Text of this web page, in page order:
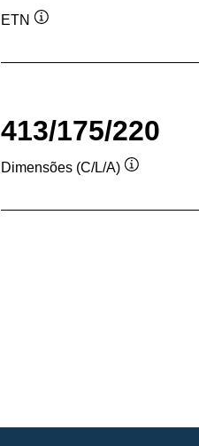
ETN
ferramenta
413/175/220
Dimensões (C/L/A)
ferramenta